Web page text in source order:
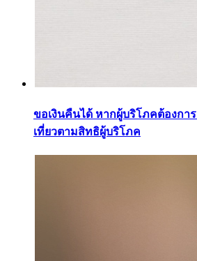
ขอเงินคืนได้ หากผู้บริโภคต้องกา
เที่ยวตามสิทธิผู้บริโภค